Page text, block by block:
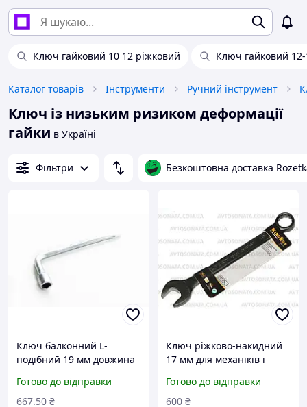
Ключ гайковий 10 12 ріжковий Ключ гайковий
Каталог товарів Інструменти Ручний інструмент
Ключ із низьким ризиком деформації
гайки в Україні
Фільтри Безкоштовна доставка
Ключ балконний L-
подібний 19 мм довжина
мотоциклів для роботи з
гайками FLAME
Готово до відправки
667.50 ₴
Ключ ріжково-накидний
17 мм для механіків і
роботи з кріпленнями та
гайками FLAME
Готово до відправки
600 ₴